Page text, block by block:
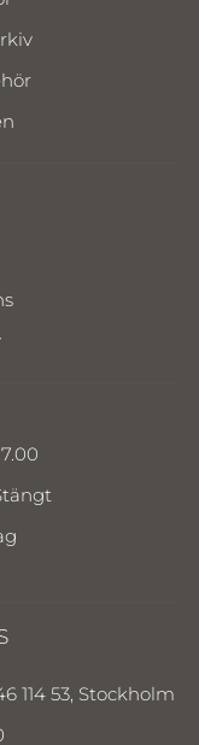
114 53, Stockholm